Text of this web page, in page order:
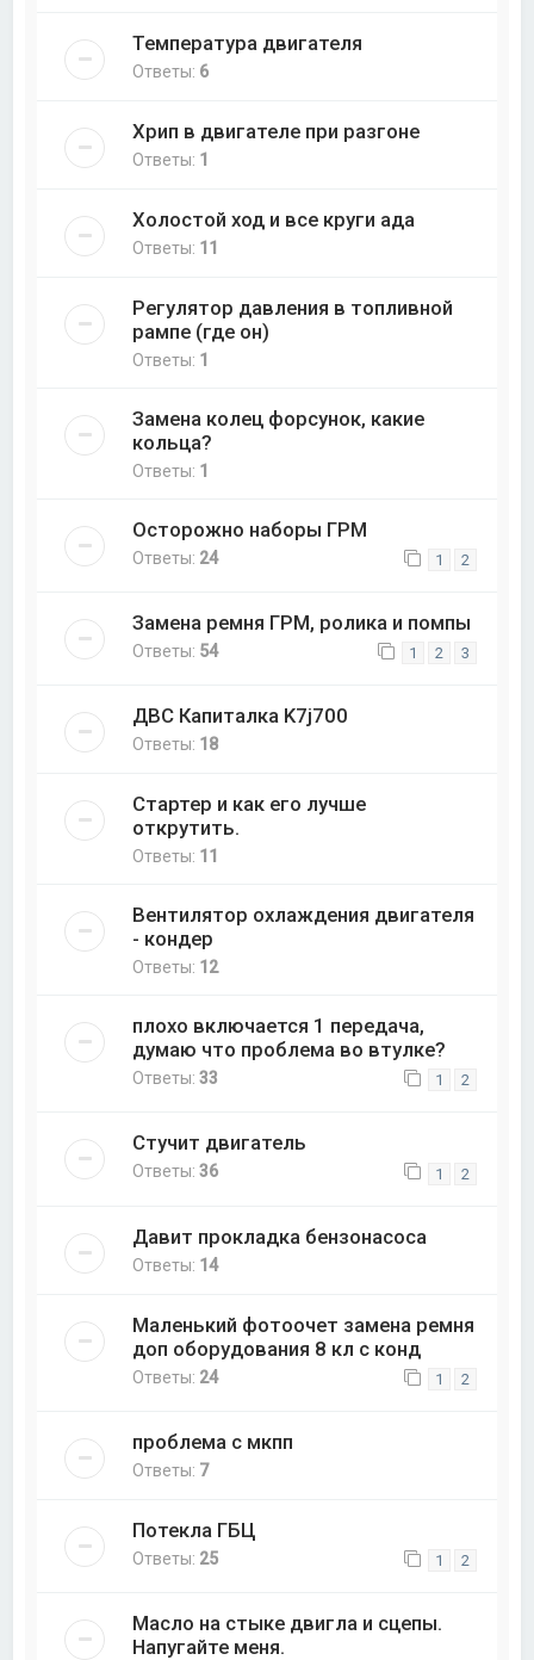
Температура двигателя
Ответы: 6
Хрип в двигателе при разгоне
Ответы: 1
Холостой ход и все круги ада
Ответы: 11
Регулятор давления в топливной
рампе (где он)
Ответы: 1
Замена колец форсунок, какие
кольца?
Ответы: 1
Осторожно наборы ГРМ
Ответы: 24 1 2
Замена ремня ГРМ, ролика и помпы
Ответы: 54 1 2 3
ДВС Капиталка K7j700
Ответы: 18
Стартер и как его лучше
открутить.
Ответы: 11
Вентилятор охлаждения двигателя
- кондер
Ответы: 12
плохо включается 1 передача,
думаю что проблема во втулке?
Ответы:33 1 2
Стучит двигатель
Ответы:36 1 2
Давит прокладка бензонасоса
Ответы: 14
Маленький фотоочет замена ремня
доп оборудования 8 кл с конд
Ответы: 24 1 2
проблема с мкпп
Ответы: 7
Потекла ГБЦ
Ответы: 25 1 2
Масло на стыке двигла и сцепы.
Напугайте меня.